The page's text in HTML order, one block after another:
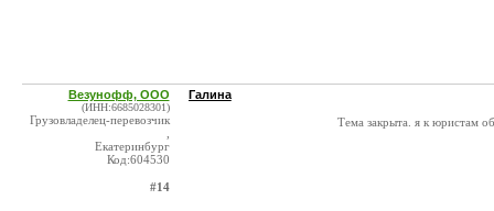
Везунофф, ООО
(ИНН:6685028301)
Грузовладелец-перевозчик
Екатеринбург
Код:604530
#14
Галина
Тема закрыта. я к юристам